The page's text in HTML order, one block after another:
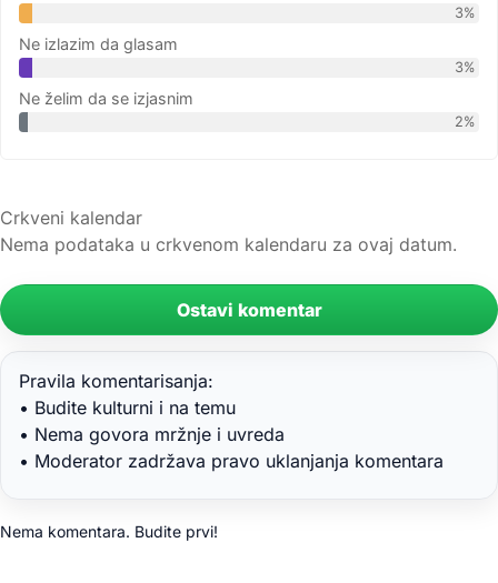
3%
Ne izlazim da glasam
3%
Ne želim da se izjasnim
2%
Crkveni kalendar
Nema podataka u crkvenom kalendaru za ovaj datum.
Ostavi komentar
Pravila komentarisanja:
• Budite kulturni i na temu
• Nema govora mržnje i uvreda
• Moderator zadržava pravo uklanjanja komentara
Nema komentara. Budite prvi!